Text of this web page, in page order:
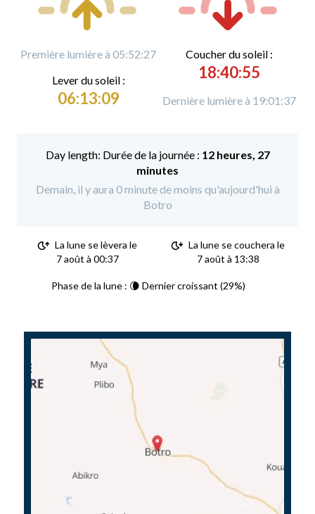
Première lumière à 05:52:27
Lever du soleil :
06:13:09
Coucher du soleil :
18:40:55
Dernière lumière à 19:01:37
Durée de la journée : 12 heures, 27
minutes
Demain, il y aura 0 minute de moins qu'aujourd'hui à
Botro
La lune se lèvera le
7 août à 00:37
La lune se couchera le
7 août à 13:38
Phase de la lune : 🌘 Dernier croissant (29%)